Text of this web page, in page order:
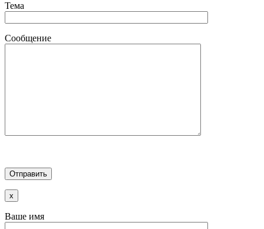
Тема
Сообщение
x
Ваше имя